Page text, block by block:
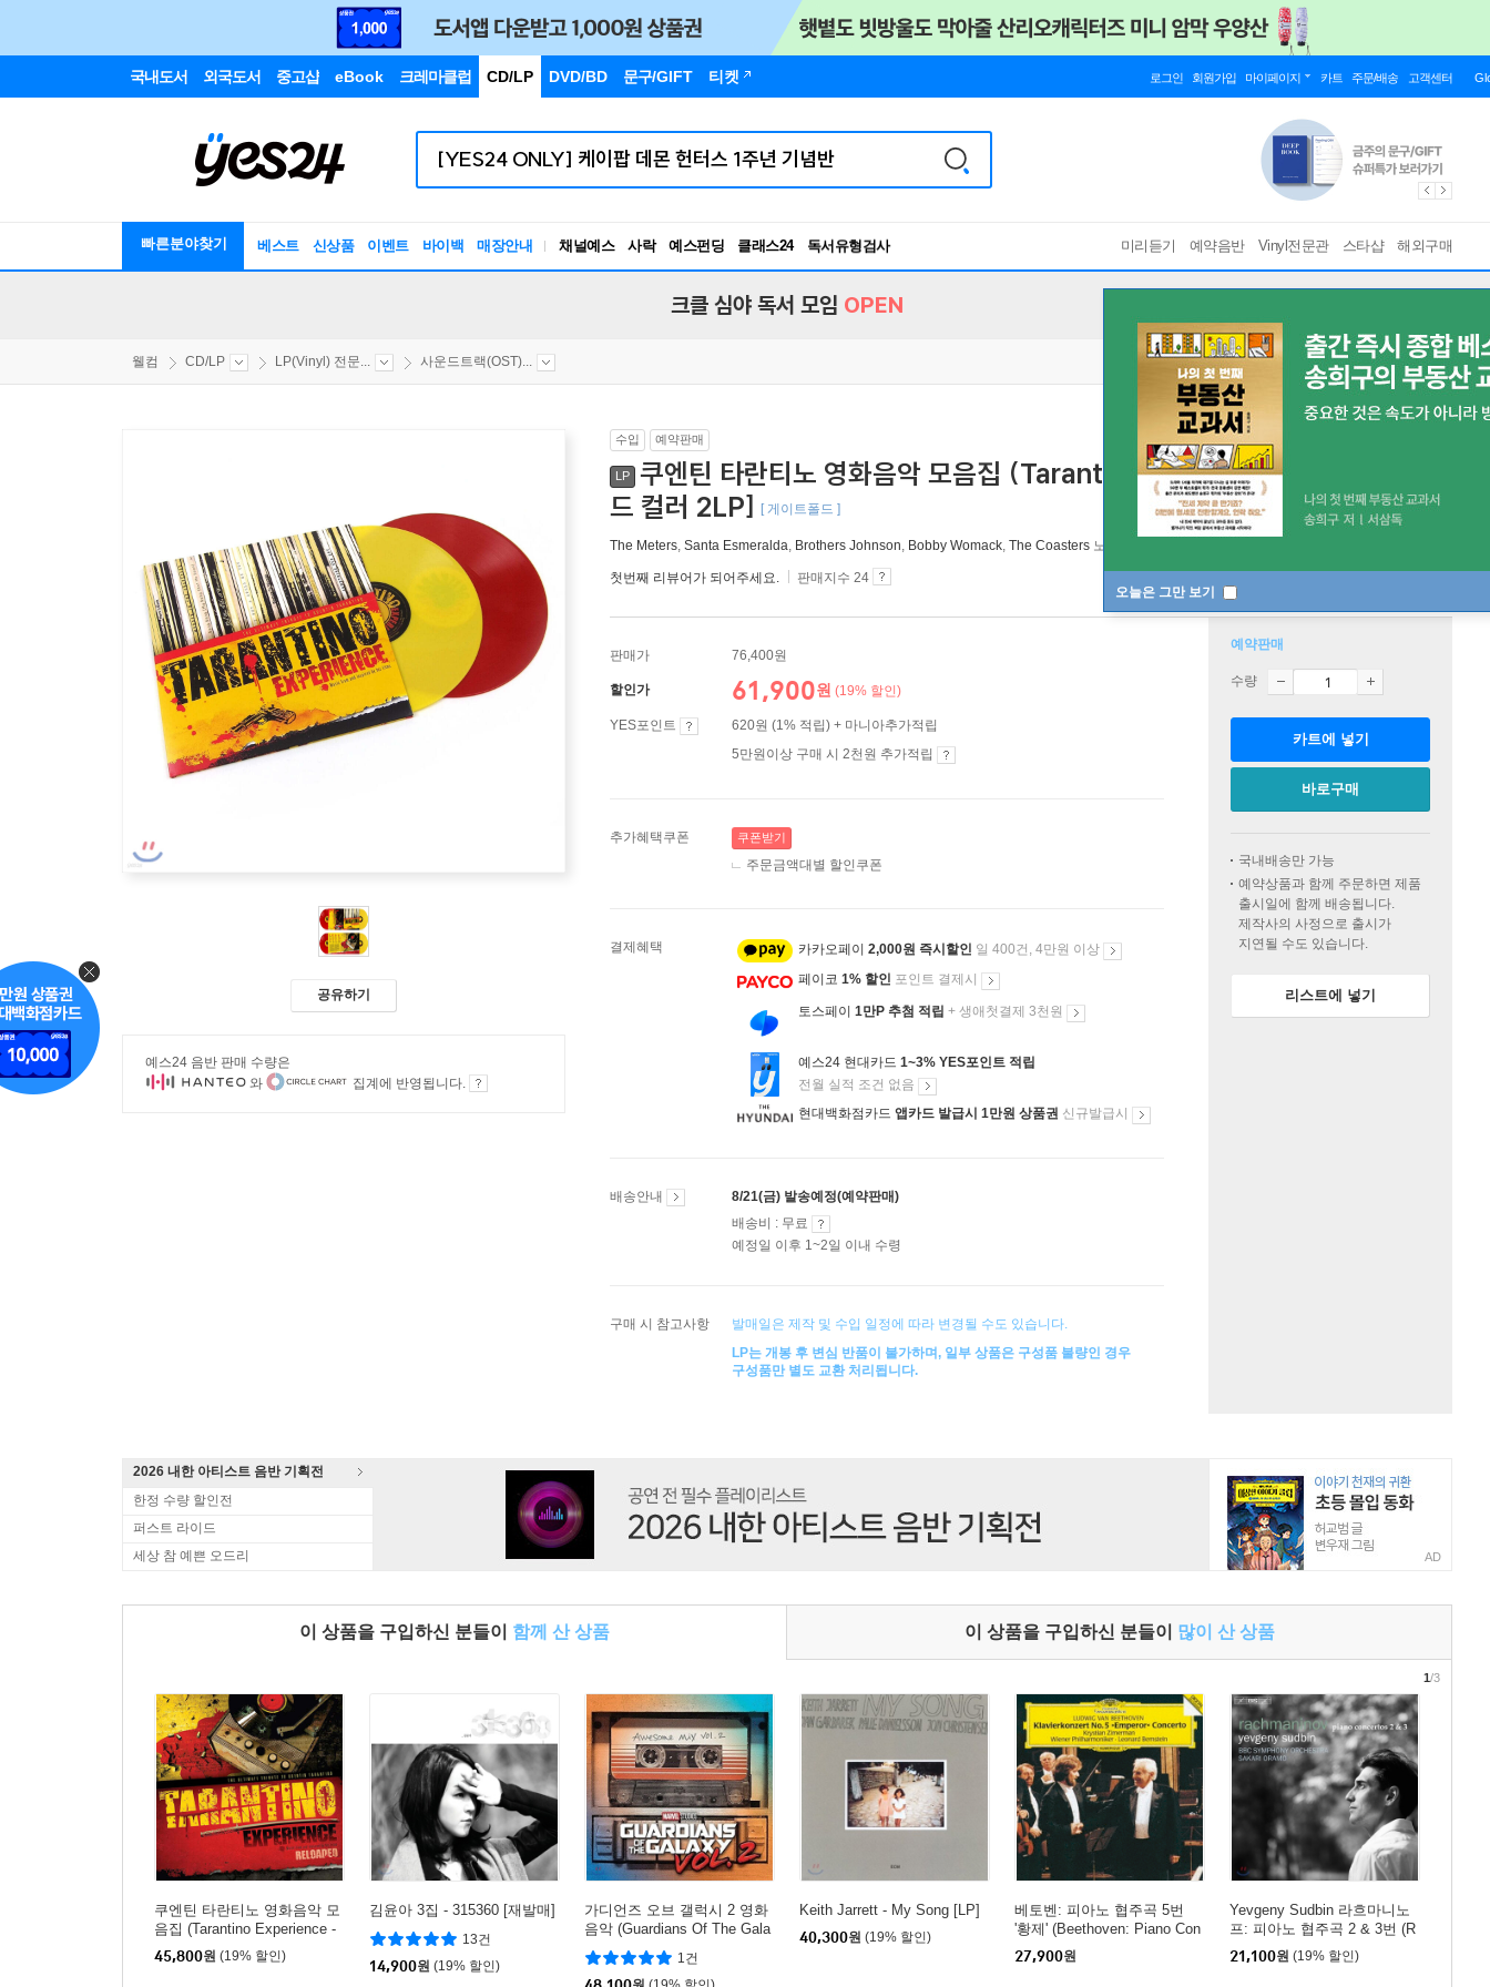
국내도서 외국도서 중고샵 eBook 크레마클럽 CD/LP DVD/BD 문구/GIFT 티켓 로그인 회원가입 마이페이지 카트 주문/배송 고객센터
빠른분야찾기 베스트 신상품 이벤트 바이백 매장안내 채널예스 사락 예스펀딩 클래스24
독서유형검사
RBTI Lab
미리듣기 예약음반 Vinyl전문관 스타샵 해외구매
오늘은 그만 보기
크클 심야 독서 모임 OPEN
웰컴 CD/LP LP(Vinyl) 전문... 사운드트랙(OST)...
공유하기
예스24 음반 판매 수량은
와
집계에 반영됩니다.
수입 예약판매
LP
쿠엔틴 타란티노 영화음악 모음집 (Tarantino Experience) [옐로우 & 레
드 컬러 2LP]
[ 게이트폴드 ]
The Meters, Santa Esmeralda, Brothers Johnson, Bobby Womack, The Coasters 노래 외 16명
첫번째 리뷰어가 되어주세요. 판매지수 24
판매가 76,400원
할인가 61,900원 (19% 할인)
YES포인트
620원 (1% 적립) + 마니아추가적립
5만원이상 구매 시 2천원 추가적립
추가혜택쿠폰 쿠폰받기
주문금액대별 할인쿠폰
결제혜택 카카오페이 2,000원 즉시할인 일 400건, 4만원 이상
페이코 1% 할인 포인트 결제시
토스페이 1만P 추첨 적립 + 생애첫결제 3천원
예스24 현대카드 1~3% YES포인트 적립
전월 실적 조건 없음
현대백화점카드 앱카드 발급시 1만원 상품권 신규발급시
배송안내
8/21(금) 발송예정(예약판매)
배송비 : 무료
예정일 이후 1~2일 이내 수령
구매 시 참고사항
발매일은 제작 및 수입 일정에 따라 변경될 수도 있습니다.
LP는 개봉 후 변심 반품이 불가하며, 일부 상품은 구성품 불량인 경우
구성품만 별도 교환 처리됩니다.
예약판매
수량
카트에 넣기
바로구매
국내배송만 가능
예약상품과 함께 주문하면 제품
출시일에 함께 배송됩니다.
제작사의 사정으로 출시가
지연될 수도 있습니다.
리스트에 넣기
2026 내한 아티스트 음반 기획전
한정 수량 할인전
퍼스트 라이드
세상 참 예쁜 오드리
AD
이 상품을 구입하신 분들이 함께 산 상품 이 상품을 구입하신 분들이 많이 산 상품
쿠엔틴 타란티노 영화음악 모
음집 (Tarantino Experience -
Reloaded) [옐로우 & 레드 컬
러 2LP]
45,800원 (19% 할인)
김윤아 3집 - 315360 [재발매]
13건
14,900원 (19% 할인)
가디언즈 오브 갤럭시 2 영화
음악 (Guardians Of The Gala
xy - Awesome Mix Vol. 2 OS
T) [LP]
1건
Keith Jarrett - My Song [LP]
40,300원 (19% 할인)
베토벤: 피아노 협주곡 5번
'황제' (Beethoven: Piano Con
certo No.5 'Emperor') (SHM-
CD)(일본반) - Krystian Zimer
27,900원
Yevgeny Sudbin 라흐마니노
프: 피아노 협주곡 2 & 3번 (R
achmaninov: Piano Concerto
s Op.18 & Op.30)
21,100원 (19% 할인)
1/3